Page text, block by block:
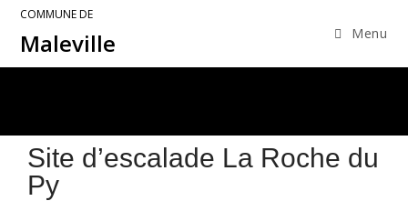
COMMUNE DE
Maleville Menu
Site d’escalade La Roche du
Py